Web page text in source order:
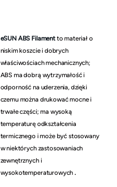
eSUN ABS Filament to materiał o
niskim koszcie i dobrych
właściwościach mechanicznych;
ABS ma dobrą wytrzymałość i
odporność na uderzenia, dzięki
czemu można drukować mocne i
trwałe części; ma wysoką
temperaturę odkształcenia
termicznego i może być stosowany
w niektórych zastosowaniach
zewnętrznych i
wysokotemperaturowych.